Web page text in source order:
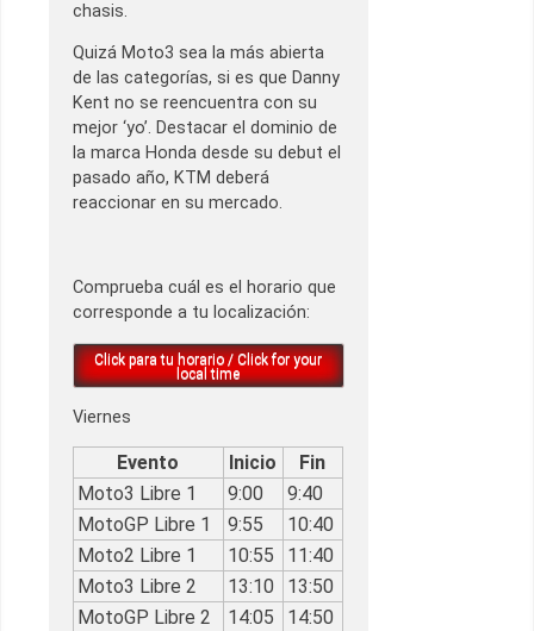
chasis.
Quizá Moto3 sea la más abierta
de las categorías, si es que Danny
Kent no se reencuentra con su
mejor ‘yo’. Destacar el dominio de
la marca Honda desde su debut el
pasado año, KTM deberá
reaccionar en su mercado.
Comprueba cuál es el horario que
corresponde a tu localización:
Click para tu horario / Click for your
local time
Viernes
Evento Inicio
Fin
Moto3 Libre 1
9:00
9:40
MotoGP Libre 1
9:55
10:40
Moto2 Libre 1
10:55
11:40
Moto3 Libre 2
13:10
13:50
MotoGP Libre 2
14:05
14:50